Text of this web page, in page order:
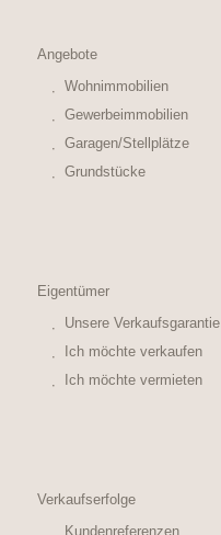
Angebote
Wohnimmobilien
Gewerbeimmobilien
Garagen/Stellplätze
Grundstücke
Eigentümer
Unsere Verkaufsgarantie
Ich möchte verkaufen
Ich möchte vermieten
Verkaufserfolge
Kundenreferenzen